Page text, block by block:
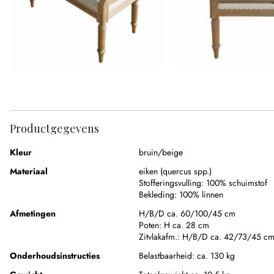
Productgegevens
Kleur
bruin/beige
Materiaal
eiken (quercus spp.)
Stofferingsvulling: 100% schuimstof
Bekleding: 100% linnen
Afmetingen
H/B/D ca. 60/100/45 cm
Poten: H ca. 28 cm
Zitvlakafm.: H/B/D ca. 42/73/45 cm
Onderhoudsinstructies
Belastbaarheid: ca. 130 kg